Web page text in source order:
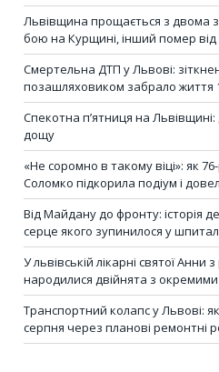
Львівщина прощається з двома
бою на Курщині, інший помер
Смертельна ДТП у Львові:
позашляховиком забрало життя
Спекотна п’ятниця на Львівщині:
дощу
«Не соромно в такому віці»: як
Соломко підкорила подіум і
Від Майдану до фронту: історія
серце якого зупинилося у
У львівській лікарні святої
народилися двійнята з
Транспортний колапс у Львові:
серпня через планові ремонтні